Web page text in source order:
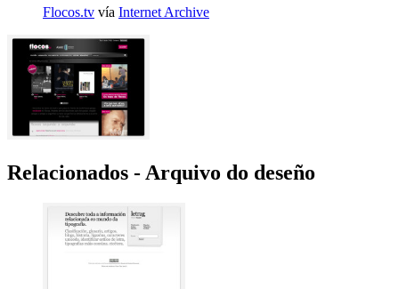
Flocos.tv vía Internet Archive
Relacionados - Arquivo do deseño